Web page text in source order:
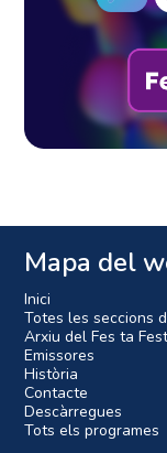
Mapa del
Inici
Totes les seccions
Arxiu del Fes ta
Emissores
Història
Contacte
Descàrregues
Tots els programes